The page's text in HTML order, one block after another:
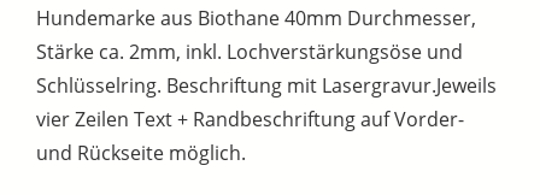
Hundemarke aus Biothane 40mm Durchmesser,
Stärke ca. 2mm, inkl. Lochverstärkungsöse und
Schlüsselring. Beschriftung mit Lasergravur.Jeweils
vier Zeilen Text + Randbeschriftung auf Vorder-
und Rückseite möglich.